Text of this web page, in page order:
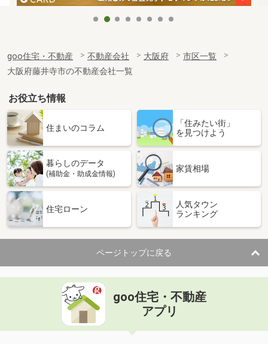
goo住宅・不動産 不動産会社 大阪府
市区一覧
大阪府藤井寺市の不動産会社一覧
お役立ち情報
住まいのコラム
「住みたい街」
を見つけよう
暮らしのデータ
(補助金・助成金情報)
家賃相場
住宅ローン
人気タウン
ランキング
ページトップに戻る
goo住宅・不動産
アプリ